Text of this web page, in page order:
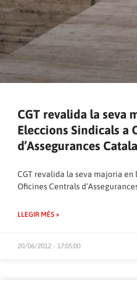
CGT revalida la seva
Eleccions Sindicals a
d’Assegurances
CGT revalida la seva majoria en
Oficines Centrals
LLEGIR MÉS »
20/06/2012 - 17:05:00